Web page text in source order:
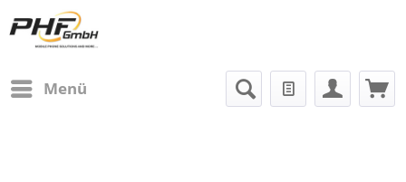
Menü